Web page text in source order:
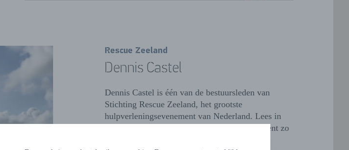
Rescue Zeeland
Dennis Castel
Dennis Castel is één van de bestuursleden van
Stichting Rescue Zeeland, het grootste
hulpverleningsevenement van Nederland. Lees in
het interview met Dennis waarom dit evenement zo